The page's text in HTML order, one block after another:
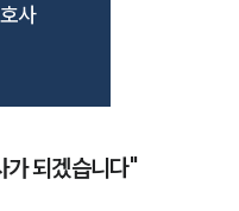
사
가 되겠습니다"